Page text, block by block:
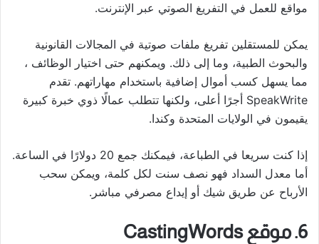
مواقع للعمل في التفريغ الصوتي عبر الإنترنت.
يمكن للمستقلين تفريغ ملفات صوتية في المجالات القانونية
والبحوث الطبية، وما إلى ذلك. ويمكنهم حتى اختيار الوظائف ،
مما يسهل كسب أموال إضافية باستخدام مهاراتهم. تقدم
SpeakWrite أجرًا أعلى، ولكنها تتطلب عمالًا ذوي خبرة كبيرة
يقيمون في الولايات المتحدة وكندا.
إذا كنت سريعا في الطباعة، فيمكنك جمع 20 دولارًا في الساعة.
أما معدل السداد فهو نصف سنت لكل كلمة، ويمكن سحب
الأرباح عن طريق شيك أو إيداع مصرفي مباشر.
6. موقع CastingWords